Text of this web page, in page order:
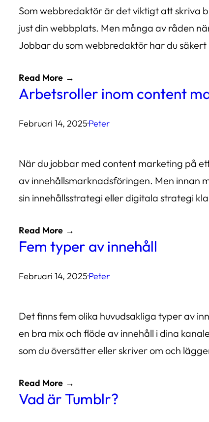
Som webbredaktör är det viktigt att skriva
just din webbplats. Men många av råden
Jobbar du som webbredaktör har du
Read More
Arbetsroller inom content
Februari 14, 2025·Peter
När du jobbar med content marketing på
av innehållsmarknadsföringen. Men innan
sin innehållsstrategi eller digitala strategi
Read More
Fem typer av innehåll
Februari 14, 2025·Peter
Det finns fem olika huvudsakliga typer av
en bra mix och flöde av innehåll i dina
som du översätter eller skriver om och
Read More
Vad är Tumblr?